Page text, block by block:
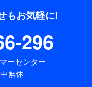
もお気軽に!
296
ーセンター
無休